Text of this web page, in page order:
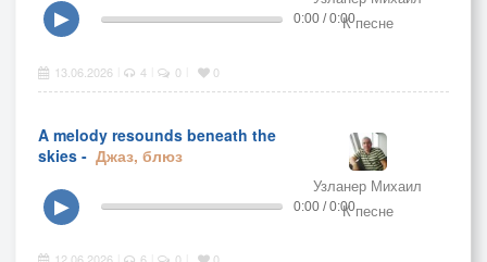
К песне
▶ 0:00 / 0:00
13.06.2026 4 0 0
A melody resounds beneath the
skies - Джаз, блюз
Узланер Михаил
К песне
▶ 0:00 / 0:00